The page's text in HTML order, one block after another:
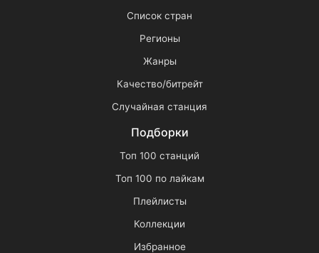
Список стран
Регионы
Жанры
Качество/битрейт
Случайная станция
Подборки
Топ 100 станций
Топ 100 по лайкам
Плейлисты
Коллекции
Избранное